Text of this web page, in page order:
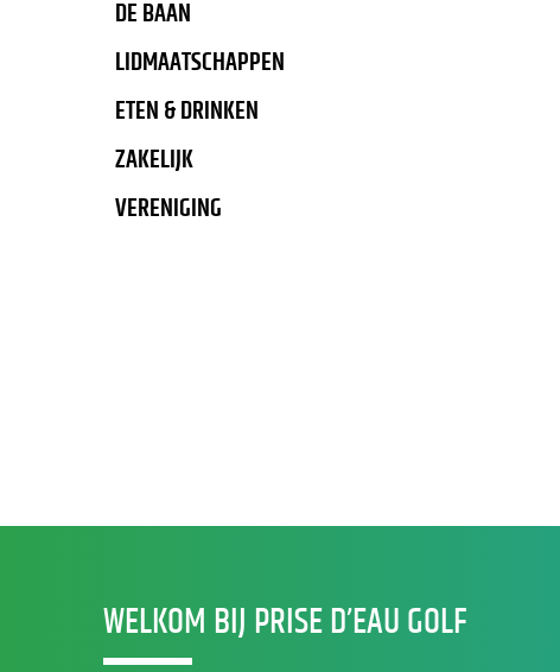
DE BAAN
LIDMAATSCHAPPEN
ETEN & DRINKEN
ZAKELIJK
VERENIGING
WELKOM BIJ PRISE D’EAU GOLF